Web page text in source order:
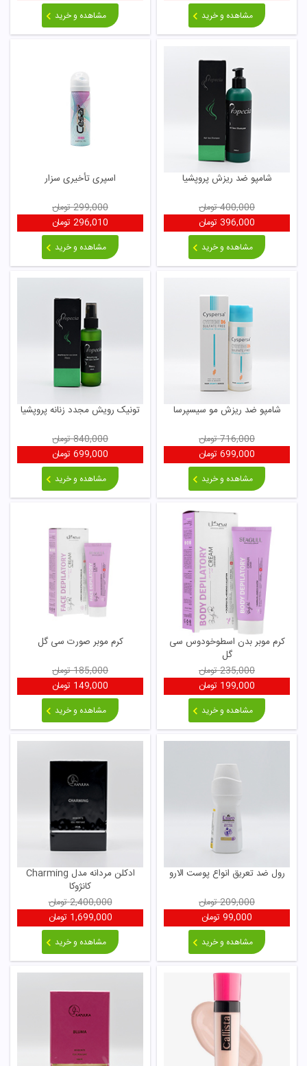
مشاهده و خرید مشاهده و خرید
شامپو ضد ریزش پروپشیا
400,000تومان
396,000 تومان
مشاهده و خرید
اسپری تأخیری سزار
299,000تومان
296,010 تومان
مشاهده و خرید
شامپو ضد ریزش مو سیسپرسا
716,000تومان
699,000 تومان
مشاهده و خرید
تونیک رویش مجدد زنانه پروپشیا
840,000تومان
699,000 تومان
مشاهده و خرید
کرم موبر بدن اسطوخودوس سی
گل
235,000تومان
199,000 تومان
مشاهده و خرید
کرم موبر صورت سی گل
185,000تومان
149,000 تومان
مشاهده و خرید
رول ضد تعریق انواع پوست الارو
209,000تومان
99,000 تومان
مشاهده و خرید
ادکلن مردانه مدل Charming
کانژوکا
2,400,000تومان
1,699,000 تومان
مشاهده و خرید